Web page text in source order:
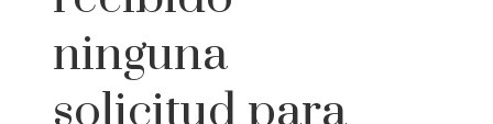
ninguna
solicitud para